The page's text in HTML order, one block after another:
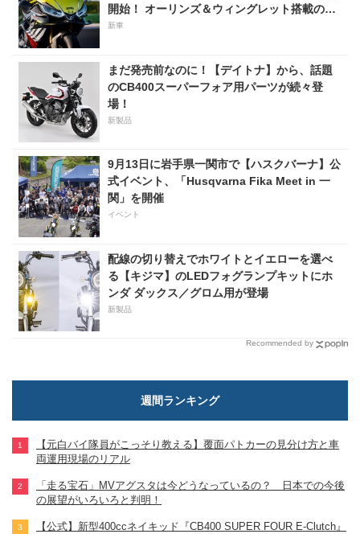
開始！ オーリンズ＆ウィングレット搭載の上
級仕様は価格198万円！
新車
まだ発売前なのに！【デイトナ】から、話題
のCB400スーパーフォア用パーツが続々登
場！
新製品
9月13日に岩手県一関市で【ハスクバーナ】公
式イベント、「Husqvarna Fika Meet in 一
関」を開催
イベント
配線の切り替えでホワイトとイエローを選べ
る【キジマ】のLEDフォグランプキットにホ
ンダ ダックス／グロム用が登場
新製品
Recommended by
週間ランキング
【元白バイ隊員がこっそり教える】覆面パトカーの見分け方と車
両運用現場のリアル
「走る宝石」MVアグスタは今どうなっているの？ 日本での今後
の展望がいろいろと判明！
【公式】新型400ccネイキッド『CB400 SUPER FOUR E-Clutch』